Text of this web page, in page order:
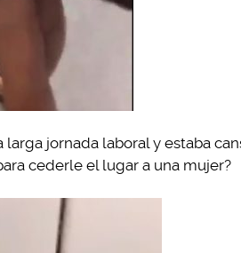
jornada laboral y estaba
cederle el lugar a una mujer?